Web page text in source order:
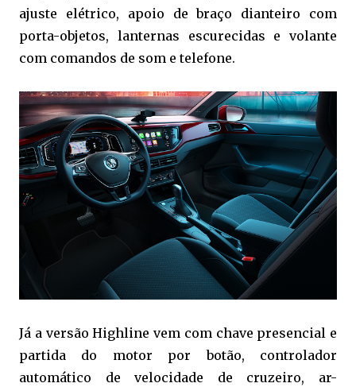
ajuste elétrico, apoio de braço dianteiro com
porta-objetos, lanternas escurecidas e volante
com comandos de som e telefone.
Já a versão Highline vem com chave presencial e
partida do motor por botão, controlador
automático de velocidade de cruzeiro, ar-